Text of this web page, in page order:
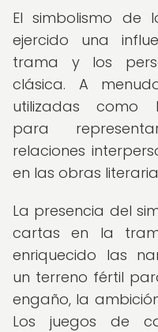
El simbolismo de
ejercido una
trama y los
clásica. A
utilizadas como
para
relaciones
en las obras
La presencia del
cartas en la
enriquecido las
un terreno fértil
engaño, la
Los juegos de